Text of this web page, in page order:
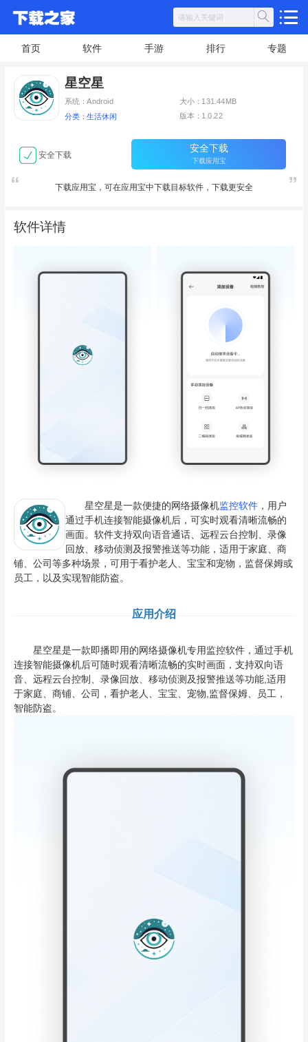
首页 软件 手游 排行 专题
星空星
系统：Android 大小：131.44MB
分类：生活休闲 版本：1.0.22
安全下载
安全下载
下载应用宝
下载应用宝，可在应用宝中下载目标软件，下载更安全
软件详情
星空星是一款便捷的网络摄像机监控软件，用户
通过手机连接智能摄像机后，可实时观看清晰流畅的
画面。软件支持双向语音通话、远程云台控制、录像
回放、移动侦测及报警推送等功能，适用于家庭、商
铺、公司等多种场景，可用于看护老人、宝宝和宠物，监督保姆或
员工，以及实现智能防盗。
应用介绍
星空星是一款即播即用的网络摄像机专用监控软件，通过手机
连接智能摄像机后可随时观看清晰流畅的实时画面，支持双向语
音、远程云台控制、录像回放、移动侦测及报警推送等功能,适用
于家庭、商铺、公司，看护老人、宝宝、宠物,监督保姆、员工，
智能防盗。